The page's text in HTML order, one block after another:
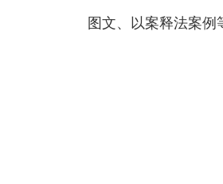
图文、以案释法案例